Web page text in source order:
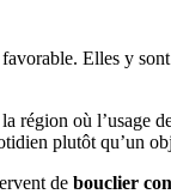
Elles y
région où l’usage
plutôt qu’un
de bouclier